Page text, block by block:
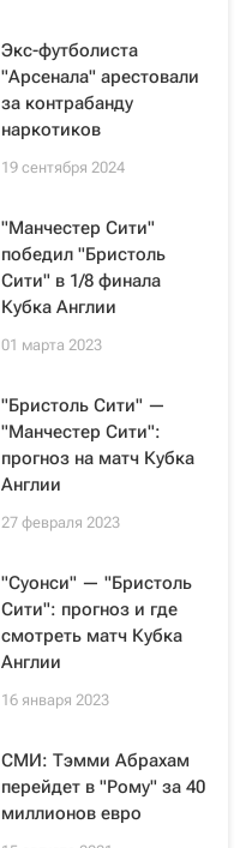
Экс-футболиста
"Арсенала" арестовали
за контрабанду
наркотиков
19 сентября 2024
"Манчестер Сити"
победил "Бристоль
Сити" в 1/8 финала
Кубка Англии
01 марта 2023
"Бристоль Сити" —
"Манчестер Сити":
прогноз на матч Кубка
Англии
27 февраля 2023
"Суонси" — "Бристоль
Сити": прогноз и где
смотреть матч Кубка
Англии
16 января 2023
СМИ: Тэмми Абрахам
перейдет в "Рому" за 40
миллионов евро